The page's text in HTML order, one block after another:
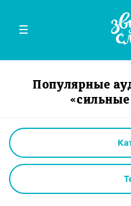
Популярные